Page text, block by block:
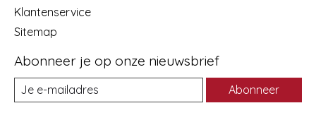
Klantenservice
Sitemap
Abonneer je op onze nieuwsbrief
Abonneer